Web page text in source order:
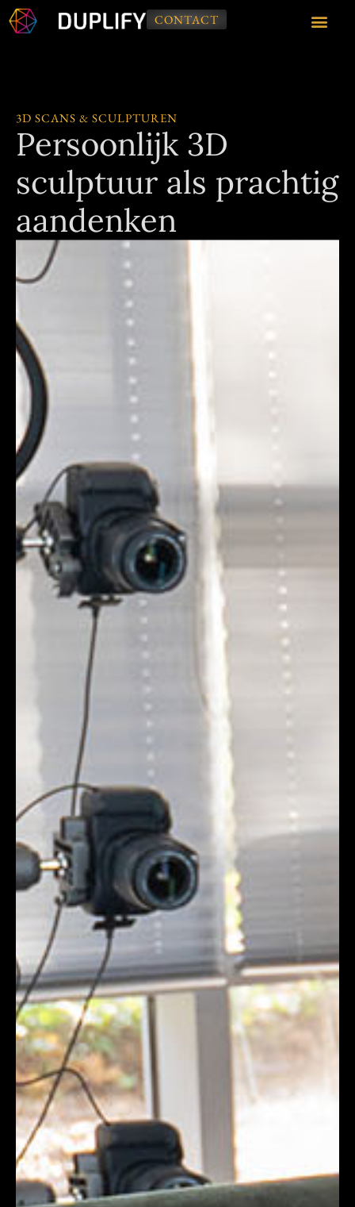
CONTACT
3D SCANS & SCULPTUREN
Persoonlijk 3D
sculptuur als prachtig
aandenken